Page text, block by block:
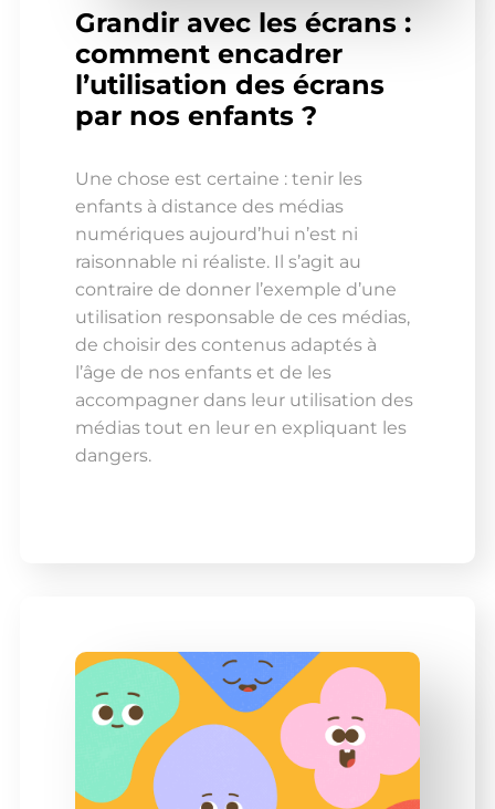
Grandir avec les écrans :
comment encadrer
l’utilisation des écrans
par nos enfants ?
Une chose est certaine : tenir les
enfants à distance des médias
numériques aujourd’hui n’est ni
raisonnable ni réaliste. Il s’agit au
contraire de donner l’exemple d’une
utilisation responsable de ces médias,
de choisir des contenus adaptés à
l’âge de nos enfants et de les
accompagner dans leur utilisation des
médias tout en leur en expliquant les
dangers.